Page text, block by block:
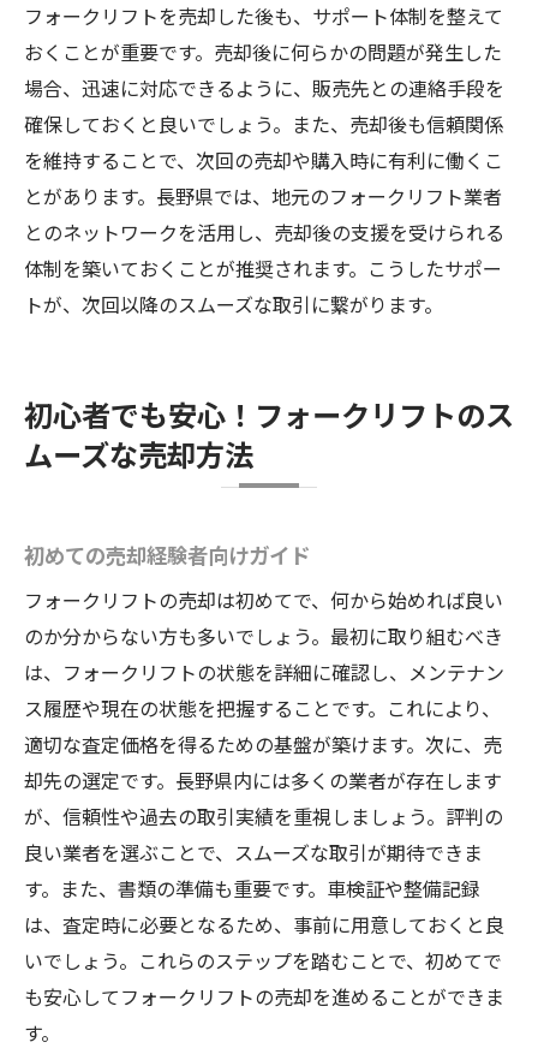
フォークリフトを売却した後も、サポート体制を整えて
おくことが重要です。売却後に何らかの問題が発生した
場合、迅速に対応できるように、販売先との連絡手段を
確保しておくと良いでしょう。また、売却後も信頼関係
を維持することで、次回の売却や購入時に有利に働くこ
とがあります。長野県では、地元のフォークリフト業者
とのネットワークを活用し、売却後の支援を受けられる
体制を築いておくことが推奨されます。こうしたサポー
トが、次回以降のスムーズな取引に繋がります。
初心者でも安心！フォークリフトのス
ムーズな売却方法
初めての売却経験者向けガイド
フォークリフトの売却は初めてで、何から始めれば良い
のか分からない方も多いでしょう。最初に取り組むべき
は、フォークリフトの状態を詳細に確認し、メンテナン
ス履歴や現在の状態を把握することです。これにより、
適切な査定価格を得るための基盤が築けます。次に、売
却先の選定です。長野県内には多くの業者が存在します
が、信頼性や過去の取引実績を重視しましょう。評判の
良い業者を選ぶことで、スムーズな取引が期待できま
す。また、書類の準備も重要です。車検証や整備記録
は、査定時に必要となるため、事前に用意しておくと良
いでしょう。これらのステップを踏むことで、初めてで
も安心してフォークリフトの売却を進めることができま
す。